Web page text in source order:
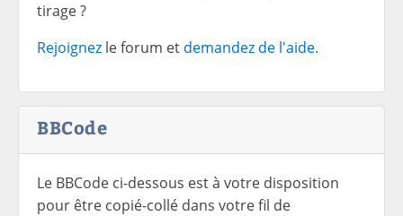
tirage ?
Rejoignez le forum et demandez de l'aide.
BBCode
Le BBCode ci-dessous est à votre disposition
pour être copié-collé dans votre fil de